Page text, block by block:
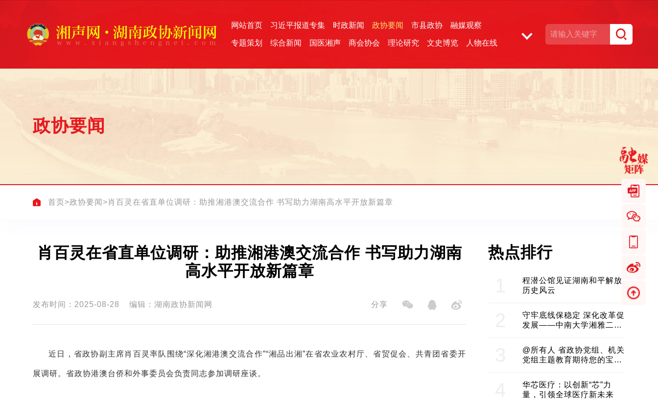
网站首页 习近平报道专集 时政新闻 政协要闻 市县政协 融媒观察
专题策划 综合新闻 国医湘声 商会协会 理论研究 文史博览 人物在线
政协要闻
首页>政协要闻 >肖百灵在省直单位调研：助推湘港澳交流合作 书写助力湖南高水平开放新篇章
肖百灵在省直单位调研：助推湘港澳交流合作 书写助力湖南
高水平开放新篇章
发布时间：2025-08-28 编辑：湖南政协新闻网 分享
近日，省政协副主席肖百灵率队围绕“深化湘港澳交流合作”“湘品出湘”在省农业农村厅、省贸促会、共青团省委开
展调研。省政协港澳台侨和外事委员会负责同志参加调研座谈。
热点排行
程潜公馆见证湖南和平解放
历史风云
守牢底线保稳定 深化改革促
发展——中南大学湘雅二医
@所有人 省政协党组、机关
党组主题教育期待您的宝贵
华芯医疗：以创新“芯”力
量，引领全球医疗新未来